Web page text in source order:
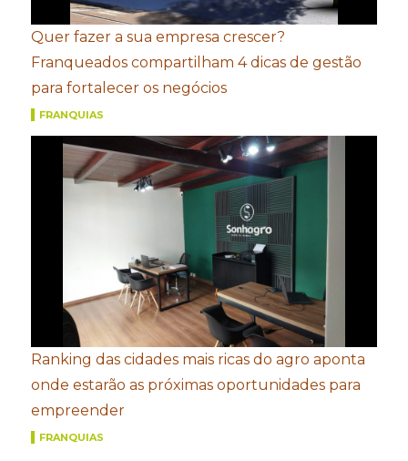
Quer fazer a sua empresa crescer?
Franqueados compartilham 4 dicas de gestão
para fortalecer os negócios
FRANQUIAS
Ranking das cidades mais ricas do agro aponta
onde estarão as próximas oportunidades para
empreender
FRANQUIAS